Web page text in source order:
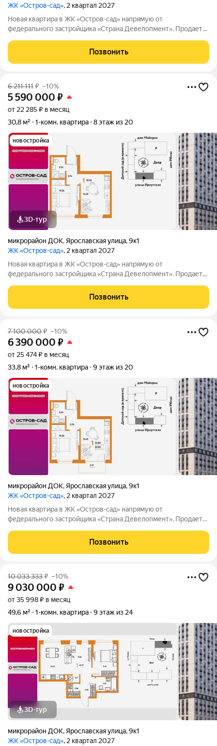
ЖК «Остров-сад», 2 квартал 2027
Новая квартира в ЖК «Остров-сад» напрямую от
федерального застройщика «Страна Девелопмент». Продается
Девелопмент. Площадь квартиры 35,43 кв. м. Жилой комплекс
Позвонить
6 211 111₽ –10%
5 590 000 ₽
от 22 285 ₽ в месяц
30,8 м²
1-комн. квартира 8 этаж из 20
новостройка
3D-тур
микрорайон ДОК, Ярославская улица,9к1
ЖК «Остров-сад», 2 квартал 2027
Новая квартира в ЖК «Остров-сад» напрямую от
федерального застройщика «Страна Девелопмент». Продается
Девелопмент. Площадь квартиры 30,83 кв. м. Жилой комплекс
Позвонить
7 100 000₽ –10%
6 390 000 ₽
от 25 474 ₽ в месяц
33,8 м²
1-комн. квартира 9 этаж из 20
новостройка
микрорайон ДОК, Ярославская улица,9к1
ЖК «Остров-сад», 2 квартал 2027
Новая квартира в ЖК «Остров-сад» напрямую от
федерального застройщика «Страна Девелопмент». Продается
Девелопмент. Площадь квартиры 33,8 кв. м. Жилой комплекс
Позвонить
10 033 333₽ –10%
9 030 000 ₽
от 35 998 ₽ в месяц
49,6 м²
1-комн. квартира 9 этаж из 24
новостройка
3D-тур
микрорайон ДОК, Ярославская улица,9к1
ЖК «Остров-сад», 2 квартал 2027